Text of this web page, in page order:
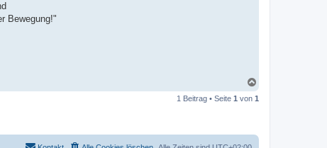
Bewegung!"
c
e
1 Beitrag • Seite 1 von 1